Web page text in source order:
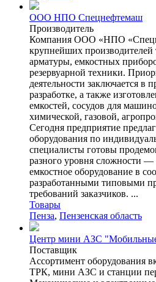
ООО НПО Спецнефтемаш
Производитель
Компания ООО «НПО
крупнейших производителей
арматуры, емкостных
резервуарной техники.
деятельности заключается в
разработке, а также
емкостей, сосудов для
химической, газовой,
Сегодня предприятие
оборудования по
специалисты готовы
разного уровня сложности
емкостное оборудование в
разработанными типовыми
требований заказчиков. ...
Товары
Пенза, Пензенская область
Центр мини АЗС
Поставщик
Ассортимент оборудования
ТРК, мини АЗС и станции